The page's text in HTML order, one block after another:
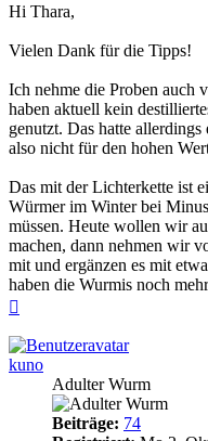
Hi Thara,
Vielen Dank für die Tipps!
Ich nehme die Proben auch
haben aktuell kein
genutzt. Das hatte
also nicht für den hohen
Das mit der Lichterkette ist
Würmer im Winter bei
müssen. Heute wollen wir
machen, dann nehmen wir
mit und ergänzen es mit
haben die Wurmis noch
kuno
Adulter Wurm
Beiträge: 74